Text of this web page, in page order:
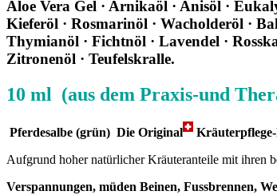
Aloe Vera Gel · Arnikaöl · Anisöl ·
Kieferöl · Rosmarinöl · Wacholderöl ·
Thymianöl · Fichtnöl · Lavendel ·
Zitronenöl · Teufelskralle.
10 ml (aus dem Praxis-und
Pferdesalbe (grün) Die Original
Aufgrund hoher natürlicher Kräuteranteile mit ihren
Verspannungen, müden Beinen, Fussbrennen,